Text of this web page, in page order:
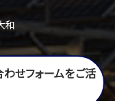
和
せフォームをご活